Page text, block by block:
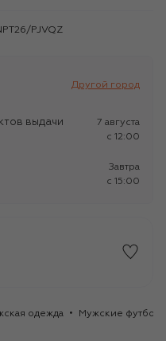
PJVQZ
Другой город
выдачи
7 августа
c 12:00
Завтра
c 15:00
одежда Мужские